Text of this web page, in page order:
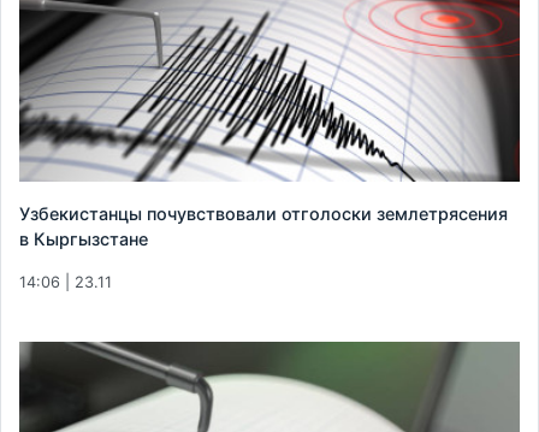
Узбекистанцы почувствовали отголоски землетрясения
в Кыргызстане
14:06 | 23.11